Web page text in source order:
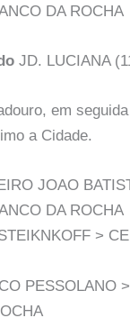
DA ROCHA
JD. LUCIANA
em
a Cidade.
JOAO
DA ROCHA
>
PESSOLANO